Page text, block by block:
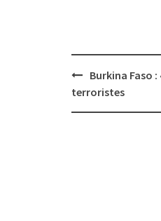
Post
navigation
Burkina Faso
terroristes